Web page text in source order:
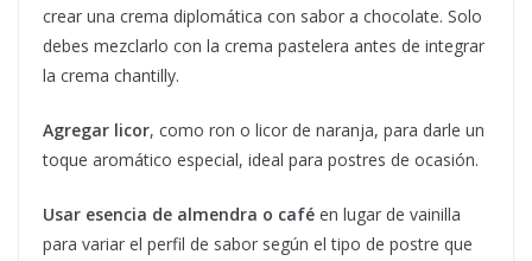
crear una crema diplomática con sabor a chocolate. Solo
debes mezclarlo con la crema pastelera antes de integrar
la crema chantilly.
Agregar licor, como ron o licor de naranja, para darle un
toque aromático especial, ideal para postres de ocasión.
Usar esencia de almendra o café en lugar de vainilla
para variar el perfil de sabor según el tipo de postre que